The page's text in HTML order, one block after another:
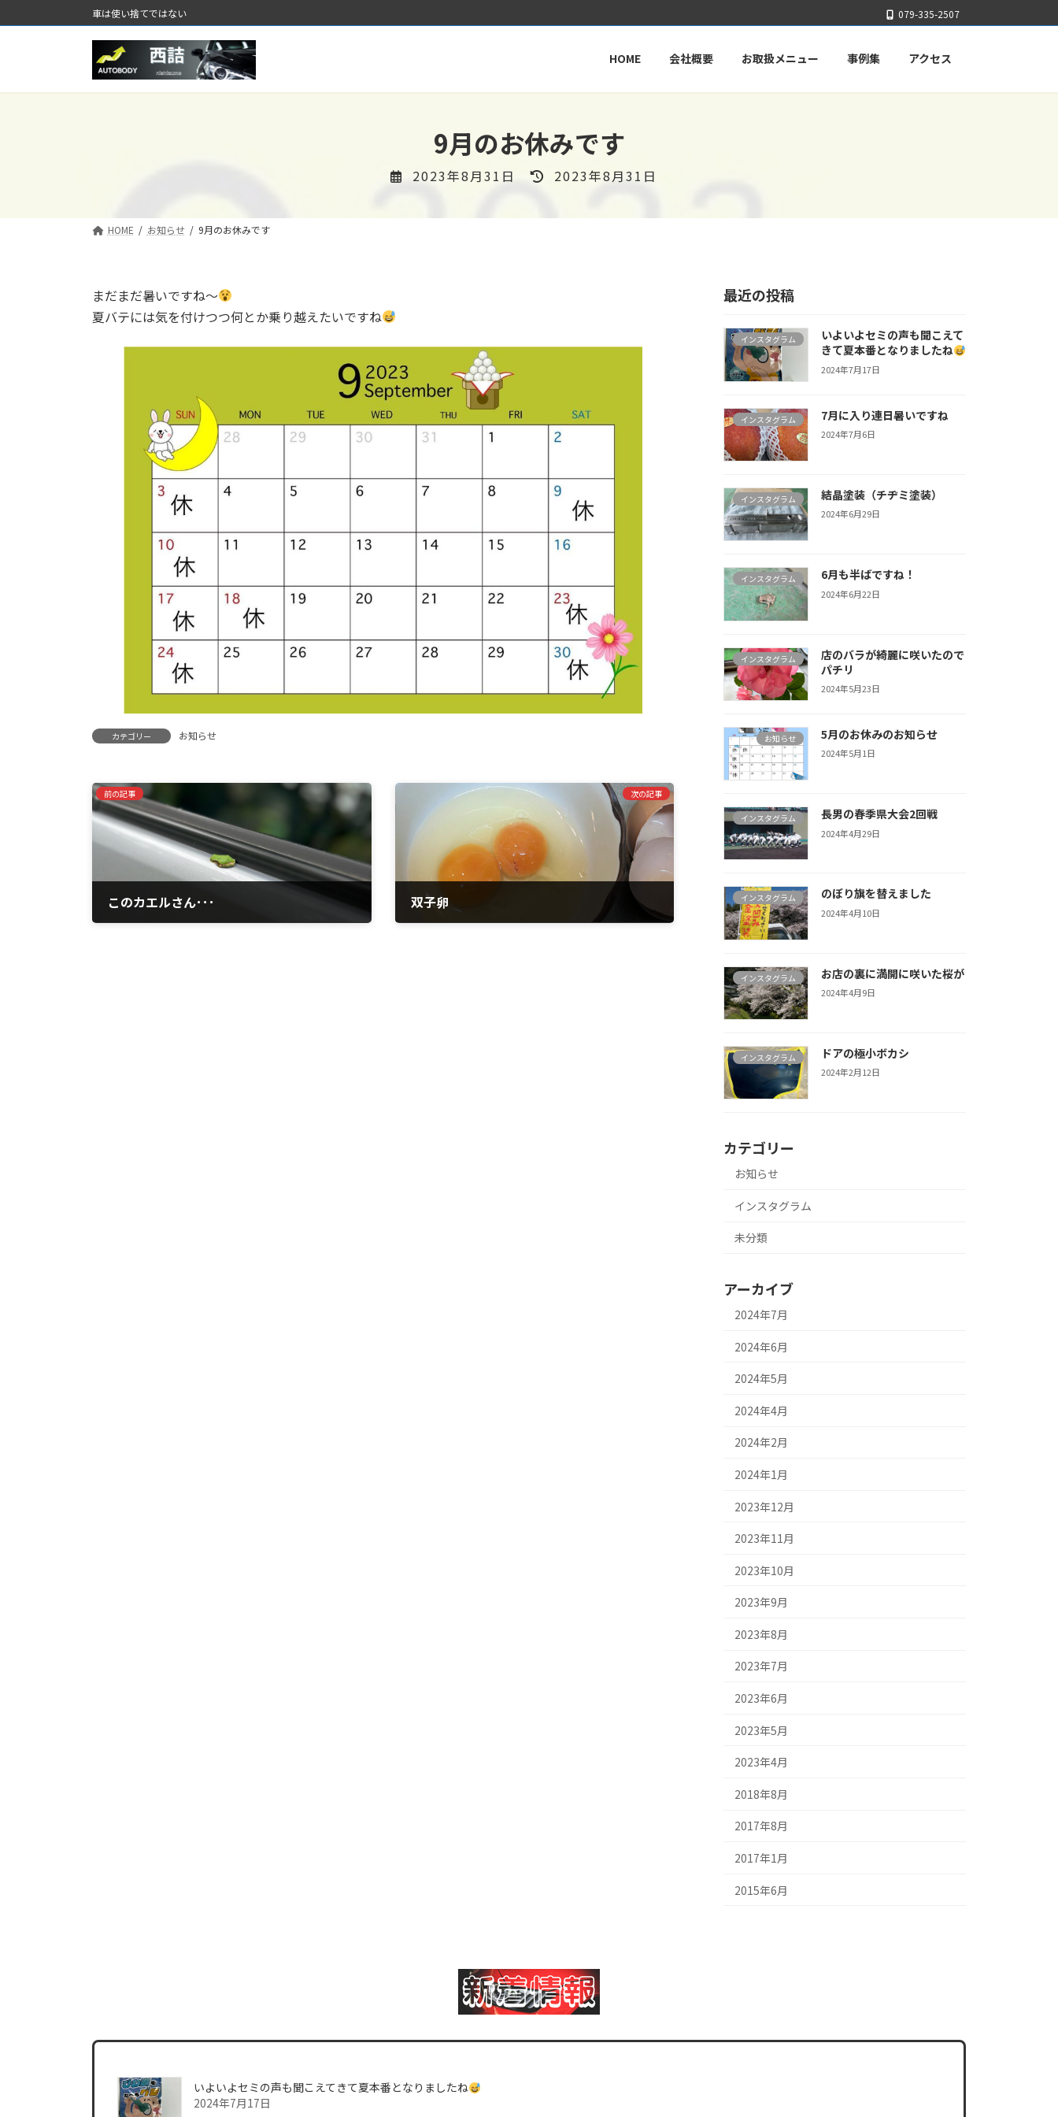
ン
ビ
車は使い捨てではない 079-335-2507
HOME 会社概要 お取扱メニュー 事例集 アクセス
9月のお休みです
2023年8月31日
最
2023年8月31日
HOME お知らせ 9月のお休みです
まだまだ暑いですね〜
夏バテには気を付けつつ何とか乗り越えたいですね
カテゴリー お知らせ
前の記事
このカエルさん･･･
次の記事
双子卵
最近の投稿
インスタグラム
いよいよセミの声も聞こえて
きて夏本番となりましたね
2024年7月17日
インスタグラム 7月に入り連日暑いですね
2024年7月6日
インスタグラム 結晶塗装（チヂミ塗装）
2024年6月29日
インスタグラム 6月も半ばですね！
2024年6月22日
インスタグラム
店のバラが綺麗に咲いたので
パチリ
2024年5月23日
お知らせ 5月のお休みのお知らせ
2024年5月1日
インスタグラム 長男の春季県大会2回戦
2024年4月29日
インスタグラム のぼり旗を替えました
2024年4月10日
インスタグラム お店の裏に満開に咲いた桜が
2024年4月9日
インスタグラム ドアの極小ボカシ
2024年2月12日
カテゴリー
お知らせ
インスタグラム
未分類
アーカイブ
2024年7月
2024年6月
2024年5月
2024年4月
2024年2月
2024年1月
2023年12月
2023年11月
2023年10月
2023年9月
2023年8月
2023年7月
2023年6月
2023年5月
2023年4月
2018年8月
2017年8月
2017年1月
2015年6月
いよいよセミの声も聞こえてきて夏本番となりましたね
2024年7月17日